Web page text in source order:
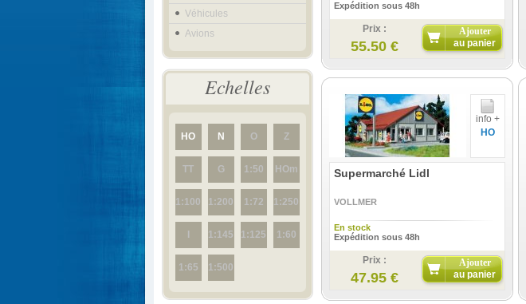
Véhicules
Avions
Echelles
HO N O Z
TT G 1:50 HOm
1:100 1:200 1:72 1:250
1:145 1:125 1:60
1:65 1:500
Expédition sous 48h
Prix :
55.50 €
Ajouter
au panier
info +
HO
Supermarché Lidl
VOLLMER
En stock
Expédition sous 48h
Prix :
47.95 €
Ajouter
au panier